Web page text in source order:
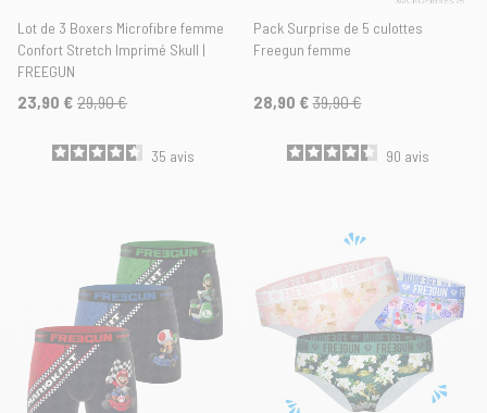
Lot de 3 Boxers Microfibre femme
Confort Stretch Imprimé Skull |
FREEGUN
23,90 € 29,90 €
35 avis
Pack Surprise de 5 culottes
Freegun femme
28,90 € 39,90 €
90 avis